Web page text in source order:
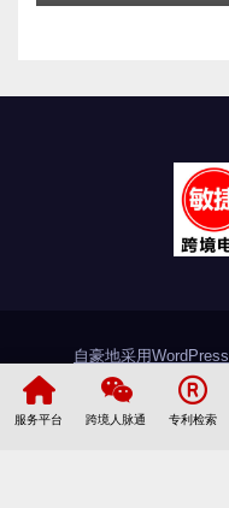
自豪地采用WordPress
敏捷简介加
服务平台 跨境人脉通 专利检索